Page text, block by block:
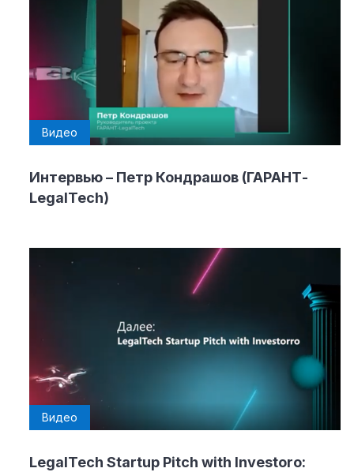
Видео
Интервью – Петр Кондрашов (ГАРАНТ-
LegalTech)
Видео
LegalTech Startup Pitch with Investoro: